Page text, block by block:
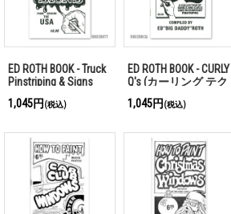
ED ROTH BOOK - Truck
Pinstriping & Signs
1,045円 (税込)
ED ROTH BOOK - CURLY
Q's (カーリング テク
ニック)
1,045円 (税込)